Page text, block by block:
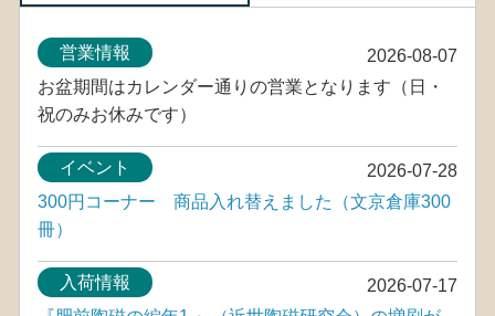
2026-08-07
営業情報
お盆期間はカレンダー通りの営業となります（日・
祝のみお休みです）
2026-07-28
イベント
300円コーナー 商品入れ替えました（文京倉庫300
冊）
2026-07-17
入荷情報